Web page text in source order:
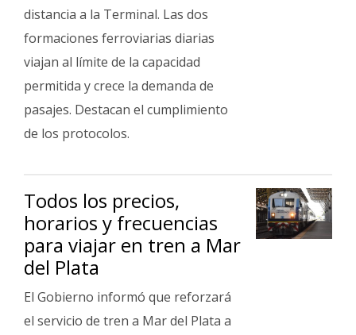
distancia a la Terminal. Las dos
formaciones ferroviarias diarias
viajan al límite de la capacidad
permitida y crece la demanda de
pasajes. Destacan el cumplimiento
de los protocolos.
Todos los precios,
horarios y frecuencias
para viajar en tren a Mar
del Plata
El Gobierno informó que reforzará
el servicio de tren a Mar del Plata a